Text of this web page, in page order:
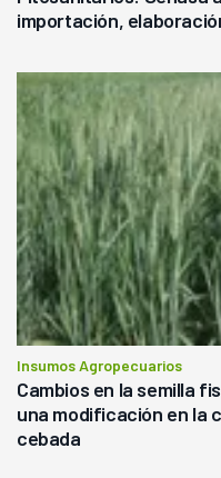
importación,
Insumos Agropecuarios
Cambios en la semilla
una modificación en la
cebada